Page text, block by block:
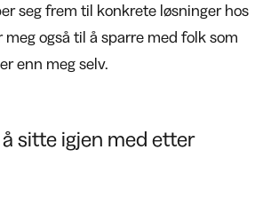
seg frem til konkrete løsninger hos
meg også til å sparre med folk som
enn meg selv.
sitte igjen med etter